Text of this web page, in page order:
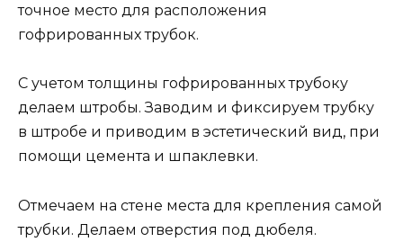
точное место для расположения
гофрированных трубок.
С учетом толщины гофрированных трубоку
делаем штробы. Заводим и фиксируем трубку
в штробе и приводим в эстетический вид, при
помощи цемента и шпаклевки.
Отмечаем на стене места для крепления самой
трубки. Делаем отверстия под дюбеля.